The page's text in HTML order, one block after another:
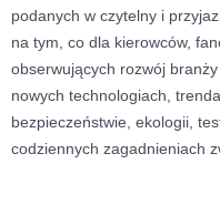
podanych w czytelny i
na tym, co dla kierowców,
obserwujących rozwój
nowych technologiach,
bezpieczeństwie, ekologii,
codziennych zagadnieniach